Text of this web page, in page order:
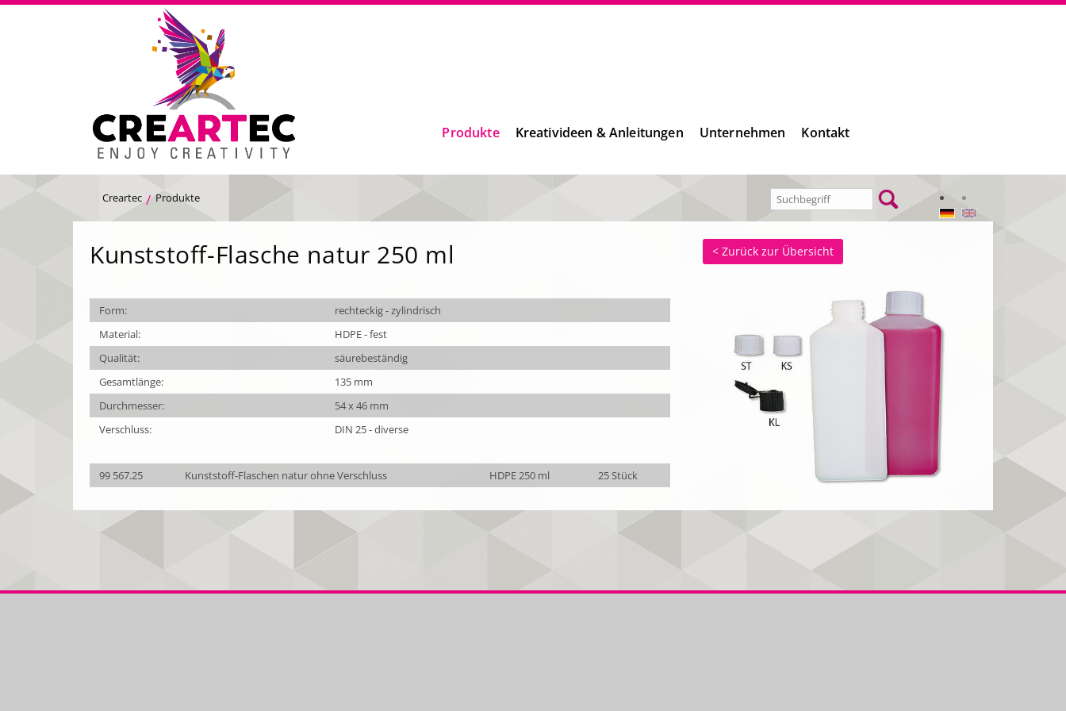
Produkte Kreativideen & Anleitungen Unternehmen Kontakt
Creartec Produkte
Kunststoff-Flasche natur 250 ml
Form:
rechteckig - zylindrisch
Material:
HDPE - fest
Qualität:
säurebeständig
Gesamtlänge:
135 mm
Durchmesser:
54 x 46 mm
Verschluss:
DIN 25 - diverse
99 567.25 Kunststoff-Flaschen natur ohne Verschluss HDPE 250 ml 25 Stück
< Zurück zur Übersicht